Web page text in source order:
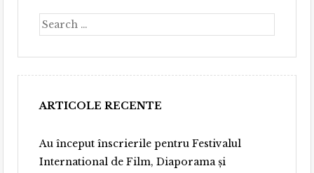
Search
ARTICOLE RECENTE
Au început înscrierile pentru Festivalul
International de Film, Diaporama și